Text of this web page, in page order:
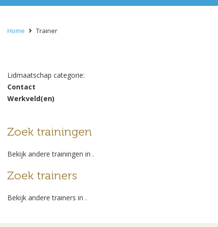
Home Trainer
Lidmaatschap categorie:
Contact
Werkveld(en)
Zoek trainingen
Bekijk andere trainingen in .
Zoek trainers
Bekijk andere trainers in .